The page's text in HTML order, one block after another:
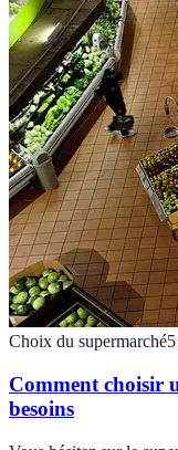
Choix du supermarché5
Comment choisir
besoins